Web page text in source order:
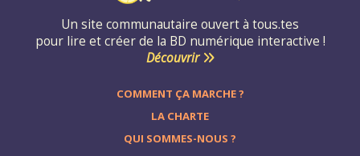
Un site communautaire ouvert à tous.tes
pour lire et créer de la BD numérique interactive !
Découvrir
COMMENT ÇA MARCHE ?
LA CHARTE
QUI SOMMES-NOUS ?